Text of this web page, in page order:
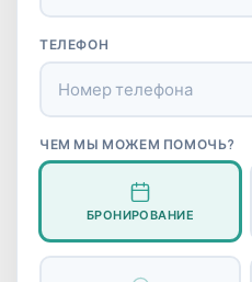
ТЕЛЕФОН
ЧЕМ МЫ МОЖЕМ ПОМОЧЬ?
БРОНИРОВАНИЕ